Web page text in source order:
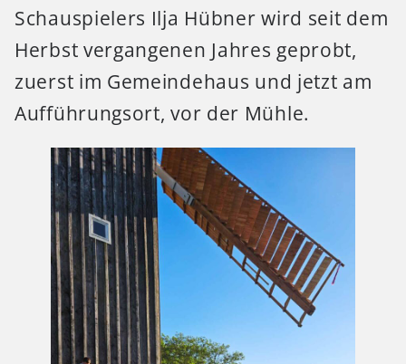
Schauspielers Ilja Hübner wird seit dem
Herbst vergangenen Jahres geprobt,
zuerst im Gemeindehaus und jetzt am
Aufführungsort, vor der Mühle.